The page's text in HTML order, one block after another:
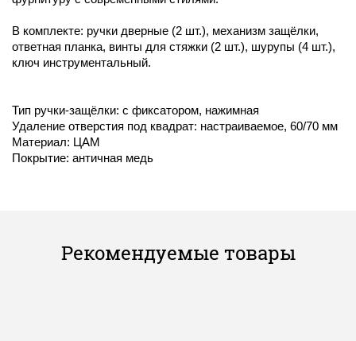
В комплекте: ручки дверные (2 шт.), механизм защёлки,
ответная планка, винты для стяжки (2 шт.), шурупы (4 шт.),
ключ инструментальный.
Тип ручки-защёлки: с фиксатором, нажимная
Удаление отверстия под квадрат: настраиваемое, 60/70 мм
Материал: ЦАМ
Покрытие: античная медь
Рекомендуемые товары